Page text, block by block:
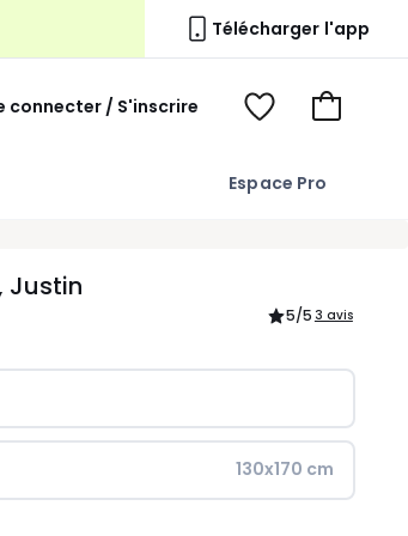
Télécharger l'app
Espace Pro
connecter / S'inscrire
Voir
Voir
Justin
5/5 3 avis
130x170 cm